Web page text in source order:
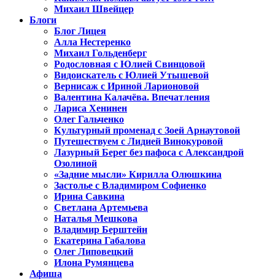
Михаил Швейцер
Блоги
Блог Лицея
Алла Нестеренко
Михаил Гольденберг
Родословная с Юлией Свинцовой
Видоискатель с Юлией Утышевой
Вернисаж с Ириной Ларионовой
Валентина Калачёва. Впечатления
Лариса Хенинен
Олег Гальченко
Культурный променад с Зоей Арнаутовой
Путешествуем с Лидией Винокуровой
Лазурный Берег без пафоса с Александрой
Озолиной
«Задние мысли» Кирилла Олюшкина
Застолье с Владимиром Софиенко
Ирина Савкина
Светлана Артемьева
Наталья Мешкова
Владимир Берштейн
Екатерина Габалова
Олег Липовецкий
Илона Румянцева
Афиша